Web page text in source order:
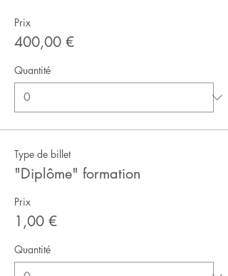
Prix
400,00 €
Quantité
Type de billet
"Diplôme" formation
Prix
1,00 €
Quantité